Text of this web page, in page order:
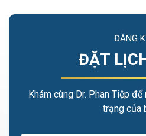
ĐĂNG
ĐẶT
Khám cùng Dr. Phan Tiệp
trạng của